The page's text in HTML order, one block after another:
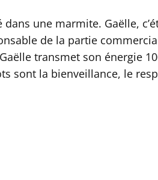
une marmite. Gaëlle,
de la partie
transmet son énergie
sont la bienveillance, le